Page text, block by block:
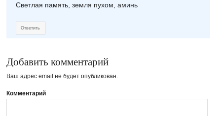
Светлая память, земля пухом, аминь
Ответить
Добавить комментарий
Ваш адрес email не будет опубликован.
Комментарий